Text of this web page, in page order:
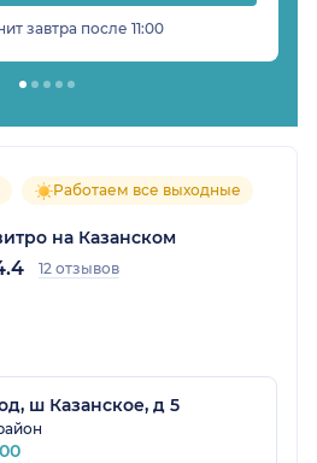
завтра после 11:00
Работаем все выходные
на Казанском
12 отзывов
ш Казанское, д 5